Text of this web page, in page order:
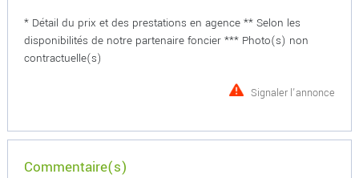
* Détail du prix et des prestations en agence ** Selon les
disponibilités de notre partenaire foncier *** Photo(s) non
contractuelle(s)
Signaler l'annonce
Commentaire(s)